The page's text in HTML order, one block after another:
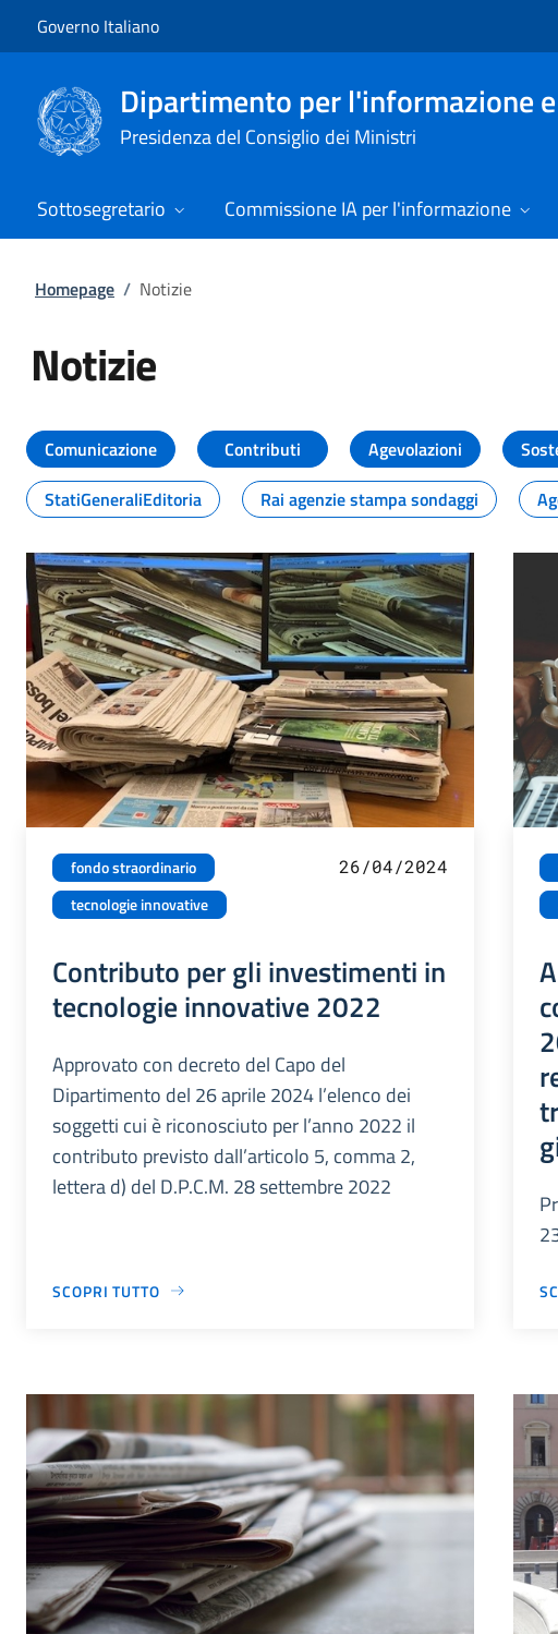
Governo Italiano
Dipartimento per l'informazione
Presidenza del Consiglio dei Ministri
Sottosegretario Commissione IA per l'informazione
Homepage / Notizie
Notizie
Tutti i contenuti della pagina Notizie
Comunicazione Contributi Agevolazioni
StatiGeneraliEditoria
Rai agenzie stampa sondaggi
fondo straordinario
tecnologie innovative
26/04/2024
Contributo per gli investimenti in
tecnologie innovative 2022
Approvato con decreto del Capo del
Dipartimento del 26 aprile 2024 l’elenco dei
soggetti cui è riconosciuto per l’anno 2022 il
contributo previsto dall’articolo 5, comma 2,
lettera d) del D.P.C.M. 28 settembre 2022
SCOPRI TUTTO